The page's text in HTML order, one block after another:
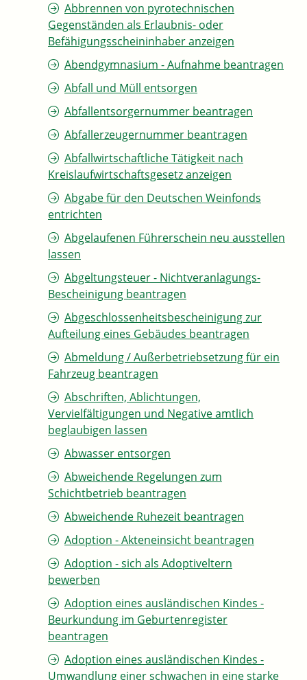
Abbrennen von pyrotechnischen
Gegenständen als Erlaubnis- oder
Befähigungsscheininhaber anzeigen
Abendgymnasium - Aufnahme beantragen
Abfall und Müll entsorgen
Abfallentsorgernummer beantragen
Abfallerzeugernummer beantragen
Abfallwirtschaftliche Tätigkeit nach
Kreislaufwirtschaftsgesetz anzeigen
Abgabe für den Deutschen Weinfonds
entrichten
Abgelaufenen Führerschein neu ausstellen
lassen
Abgeltungsteuer - Nichtveranlagungs-
Bescheinigung beantragen
Abgeschlossenheitsbescheinigung zur
Aufteilung eines Gebäudes beantragen
Abmeldung / Außerbetriebsetzung für ein
Fahrzeug beantragen
Abschriften, Ablichtungen,
Vervielfältigungen und Negative amtlich
beglaubigen lassen
Abwasser entsorgen
Abweichende Regelungen zum
Schichtbetrieb beantragen
Abweichende Ruhezeit beantragen
Adoption - Akteneinsicht beantragen
Adoption - sich als Adoptiveltern
bewerben
Adoption eines ausländischen Kindes -
Beurkundung im Geburtenregister
beantragen
Adoption eines ausländischen Kindes -
Umwandlung einer schwachen in eine starke